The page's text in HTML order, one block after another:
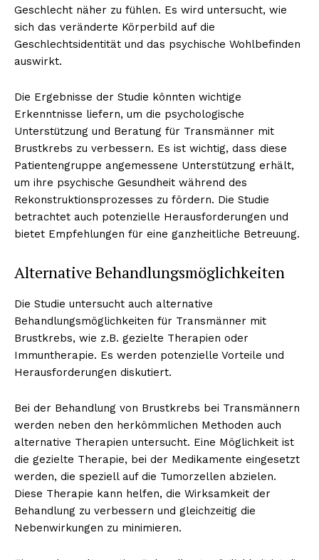
Geschlecht näher zu fühlen. Es wird untersucht, wie
sich das veränderte Körperbild auf die
Geschlechtsidentität und das psychische Wohlbefinden
auswirkt.
Die Ergebnisse der Studie könnten wichtige
Erkenntnisse liefern, um die psychologische
Unterstützung und Beratung für Transmänner mit
Brustkrebs zu verbessern. Es ist wichtig, dass diese
Patientengruppe angemessene Unterstützung erhält,
um ihre psychische Gesundheit während des
Rekonstruktionsprozesses zu fördern. Die Studie
betrachtet auch potenzielle Herausforderungen und
bietet Empfehlungen für eine ganzheitliche Betreuung.
Alternative Behandlungsmöglichkeiten
Die Studie untersucht auch alternative
Behandlungsmöglichkeiten für Transmänner mit
Brustkrebs, wie z.B. gezielte Therapien oder
Immuntherapie. Es werden potenzielle Vorteile und
Herausforderungen diskutiert.
Bei der Behandlung von Brustkrebs bei Transmännern
werden neben den herkömmlichen Methoden auch
alternative Therapien untersucht. Eine Möglichkeit ist
die gezielte Therapie, bei der Medikamente eingesetzt
werden, die speziell auf die Tumorzellen abzielen.
Diese Therapie kann helfen, die Wirksamkeit der
Behandlung zu verbessern und gleichzeitig die
Nebenwirkungen zu minimieren.